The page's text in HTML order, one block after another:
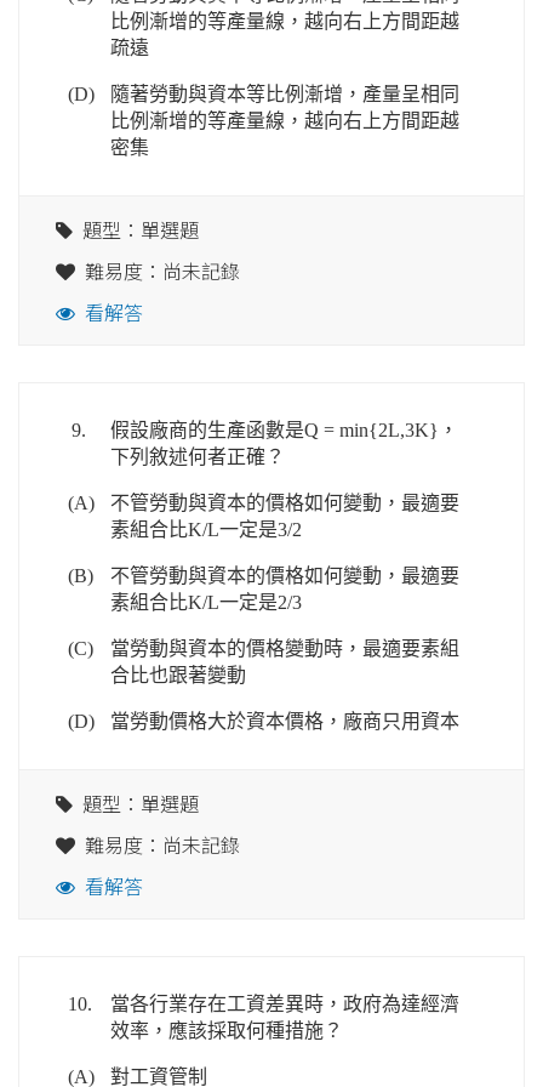
比例漸增的等產量線，越向右上方間距越
疏遠
(D)
隨著勞動與資本等比例漸增，產量呈相同
比例漸增的等產量線，越向右上方間距越
密集
題型：單選題
難易度：尚未記錄
看解答
9.
假設廠商的生產函數是Q = min{2L,3K}，
下列敘述何者正確？
(A)
不管勞動與資本的價格如何變動，最適要
素組合比K/L一定是3/2
(B)
不管勞動與資本的價格如何變動，最適要
素組合比K/L一定是2/3
(C)
當勞動與資本的價格變動時，最適要素組
合比也跟著變動
(D) 當勞動價格大於資本價格，廠商只用資本
題型：單選題
難易度：尚未記錄
看解答
10.
當各行業存在工資差異時，政府為達經濟
效率，應該採取何種措施？
(A) 對工資管制